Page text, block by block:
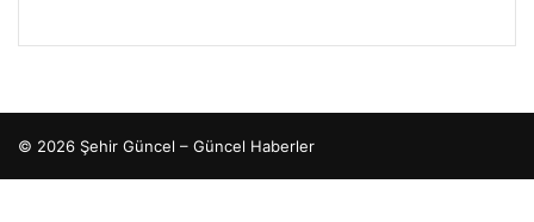
© 2026 Şehir Güncel – Güncel Haberler